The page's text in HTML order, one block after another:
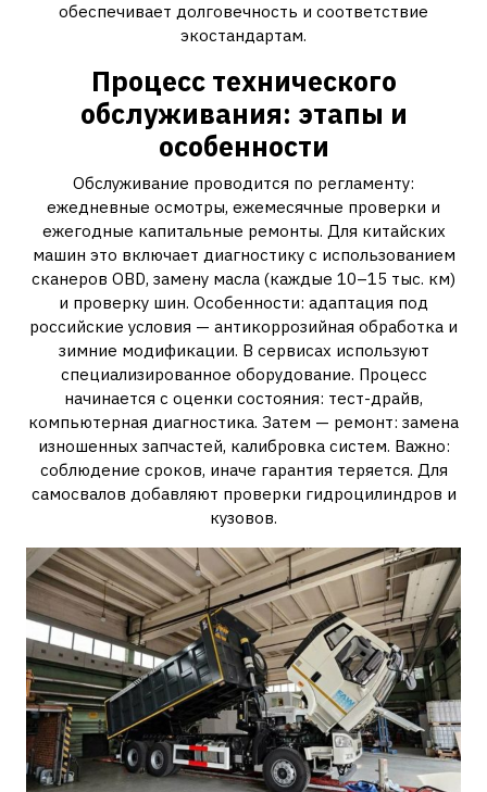
обеспечивает долговечность и соответствие
экостандартам.
Процесс технического
обслуживания: этапы и
особенности
Обслуживание проводится по регламенту:
ежедневные осмотры, ежемесячные проверки и
ежегодные капитальные ремонты. Для китайских
машин это включает диагностику с использованием
сканеров OBD, замену масла (каждые 10–15 тыс. км)
и проверку шин. Особенности: адаптация под
российские условия — антикоррозийная обработка и
зимние модификации. В сервисах используют
специализированное оборудование. Процесс
начинается с оценки состояния: тест-драйв,
компьютерная диагностика. Затем — ремонт: замена
изношенных запчастей, калибровка систем. Важно:
соблюдение сроков, иначе гарантия теряется. Для
самосвалов добавляют проверки гидроцилиндров и
кузовов.